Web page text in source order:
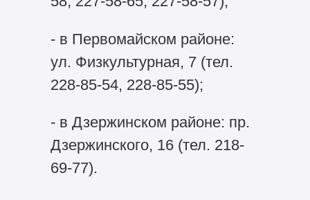
- в Первомайском районе:
ул. Физкультурная, 7 (тел.
228-85-54, 228-85-55);
- в Дзержинском районе: пр.
Дзержинского, 16 (тел. 218-
69-77).